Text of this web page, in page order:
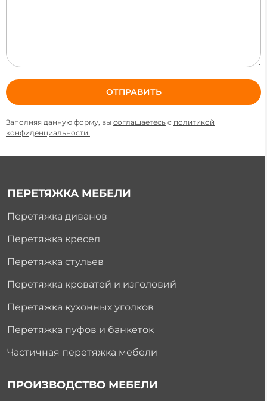
Заполняя данную форму, вы соглашаетесьс политикой
конфиденциальности.
ПЕРЕТЯЖКА МЕБЕЛИ
Перетяжка диванов
Перетяжка кресел
Перетяжка стульев
Перетяжка кроватей и изголовий
Перетяжка кухонных уголков
Перетяжка пуфов и банкеток
Частичная перетяжка мебели
ПРОИЗВОДСТВО МЕБЕЛИ